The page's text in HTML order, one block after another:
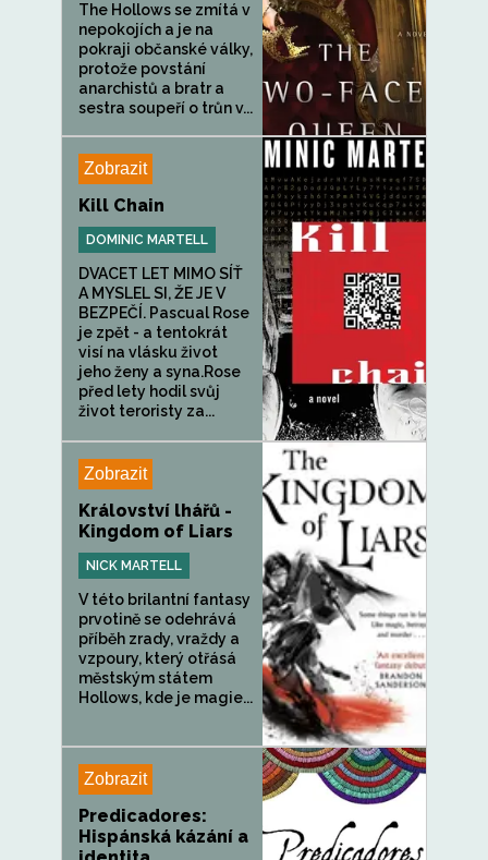
The Hollows se zmítá v
nepokojích a je na
pokraji občanské války,
protože povstání
anarchistů a bratr a
sestra soupeří o trůn v...
Zobrazit
Kill Chain
DOMINIC MARTELL
DVACET LET MIMO SÍŤ
A MYSLEL SI, ŽE JE V
BEZPEČÍ. Pascual Rose
je zpět - a tentokrát
visí na vlásku život
jeho ženy a syna.Rose
před lety hodil svůj
život teroristy za...
Zobrazit
Království lhářů -
Kingdom of Liars
NICK MARTELL
V této brilantní fantasy
prvotině se odehrává
příběh zrady, vraždy a
vzpoury, který otřásá
městským státem
Hollows, kde je magie...
Zobrazit
Predicadores:
Hispánská kázání a